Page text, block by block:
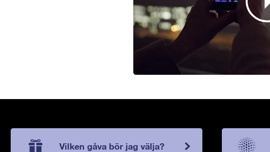
Vilken gåva bör jag välja?